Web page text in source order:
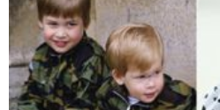
მიესჯება
“წადი,
ვამბობთ,
აშშ-ის
ირანის
ე.წ.
დაუჭირა